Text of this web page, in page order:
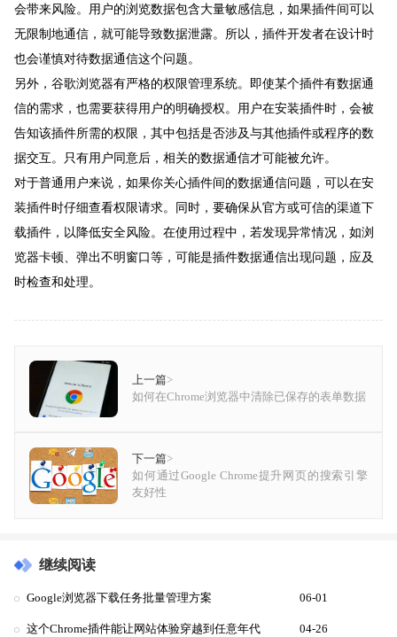
会带来风险。用户的浏览数据包含大量敏感信息，如果插件间可以
无限制地通信，就可能导致数据泄露。所以，插件开发者在设计时
也会谨慎对待数据通信这个问题。
另外，谷歌浏览器有严格的权限管理系统。即使某个插件有数据通
信的需求，也需要获得用户的明确授权。用户在安装插件时，会被
告知该插件所需的权限，其中包括是否涉及与其他插件或程序的数
据交互。只有用户同意后，相关的数据通信才可能被允许。
对于普通用户来说，如果你关心插件间的数据通信问题，可以在安
装插件时仔细查看权限请求。同时，要确保从官方或可信的渠道下
载插件，以降低安全风险。在使用过程中，若发现异常情况，如浏
览器卡顿、弹出不明窗口等，可能是插件数据通信出现问题，应及
时检查和处理。
上一篇>
如何在Chrome浏览器中清除已保存的表单数据
下一篇>
如何通过Google Chrome提升网页的搜索引擎
友好性
继续阅读
Google浏览器下载任务批量管理方案 06-01
这个Chrome插件能让网站体验穿越到任意年代 04-26